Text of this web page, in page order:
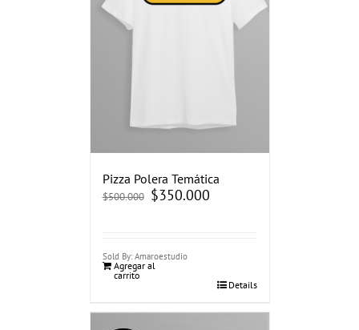
Pizza Polera Temática
$500.000 El
precio
$350.000El
precio
Sold By: Amaroestudio
Agregar al
carrito
Details